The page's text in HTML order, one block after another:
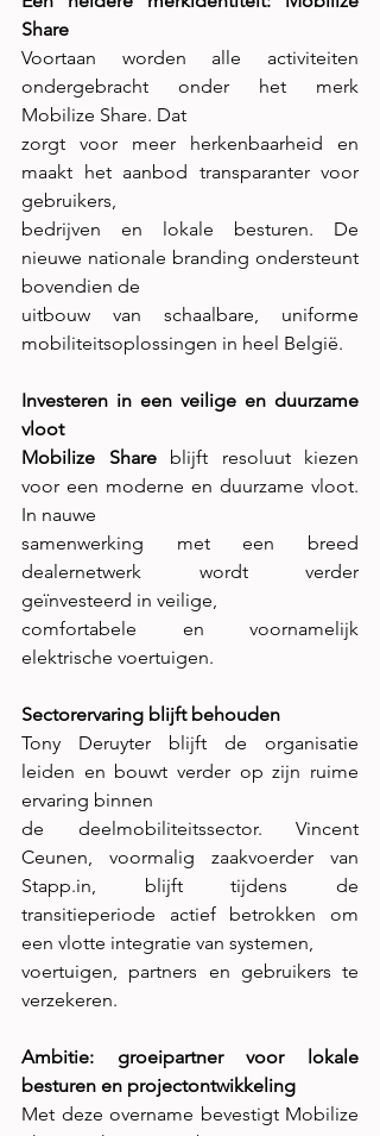
Share
Voortaan worden alle activiteiten
ondergebracht onder het merk
Mobilize Share. Dat
zorgt voor meer herkenbaarheid en
maakt het aanbod transparanter voor
gebruikers,
bedrijven en lokale besturen. De
nieuwe nationale branding ondersteunt
bovendien de
uitbouw van schaalbare, uniforme
mobiliteitsoplossingen in heel België.
Investeren in een veilige en duurzame
vloot
Mobilize Share blijft resoluut kiezen
voor een moderne en duurzame vloot.
In nauwe
samenwerking met een breed
dealernetwerk wordt verder
geïnvesteerd in veilige,
comfortabele en voornamelijk
elektrische voertuigen.
Sectorervaring blijft behouden
Tony Deruyter blijft de organisatie
leiden en bouwt verder op zijn ruime
ervaring binnen
de deelmobiliteitssector. Vincent
Ceunen, voormalig zaakvoerder van
Stapp.in, blijft tijdens de
transitieperiode actief betrokken om
een vlotte integratie van systemen,
voertuigen, partners en gebruikers te
verzekeren.
Ambitie: groeipartner voor lokale
besturen en projectontwikkeling
Met deze overname bevestigt Mobilize